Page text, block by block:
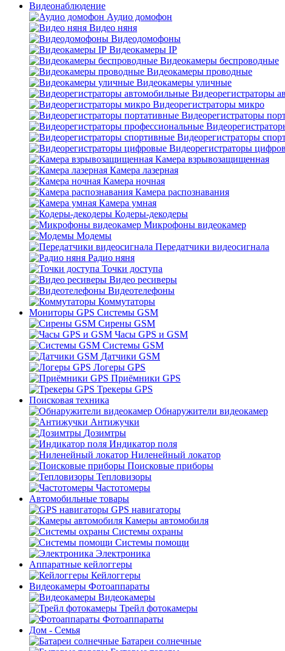
Видеонаблюдение
Аудио домофон
Видео няня
Видеодомофоны
Видеокамеры IP
Видеокамеры беспроводные
Видеокамеры проводные
Видеокамеры уличные
Видеорегистраторы
Видеорегистраторы микро
Видеорегистраторы
Видеорегистраторы
Видеорегистраторы
Камера взрывозащищенная
Камера лазерная
Камера ночная
Камера распознавания
Камера умная
Кодеры-декодеры
Микрофоны видеокамер
Модемы
Передатчики видеосигнала
Радио няня
Точки доступа
Видео ресиверы
Видеотелефоны
Коммутаторы
Мониторы GPS Системы GSM
Сирены GSM
Часы GPS и GSM
Системы GSM
Датчики GSM
Логеры GPS
Приёмники GPS
Трекеры GPS
Поисковая техника
Обнаружители видеокамер
Антижучки
Дозимтры
Индикатор поля
Ниленейный локатор
Поисковые приборы
Тепловизоры
Частотомеры
Автомобильные товары
GPS навигаторы
Камеры автомобиля
Системы охраны
Системы помощи
Электроника
Аппаратные кейлоггеры
Кейлоггеры
Видеокамеры Фотоаппараты
Видеокамеры
Трейл фотокамеры
Фотоаппараты
Дом - Семья
Батареи солнечные